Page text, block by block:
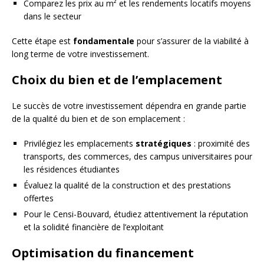
Comparez les prix au m² et les rendements locatifs moyens
dans le secteur
Cette étape est fondamentale pour s’assurer de la viabilité à
long terme de votre investissement.
Choix du bien et de l’emplacement
Le succès de votre investissement dépendra en grande partie
de la qualité du bien et de son emplacement :
Privilégiez les emplacements stratégiques : proximité des
transports, des commerces, des campus universitaires pour
les résidences étudiantes
Évaluez la qualité de la construction et des prestations
offertes
Pour le Censi-Bouvard, étudiez attentivement la réputation
et la solidité financière de l’exploitant
Optimisation du financement